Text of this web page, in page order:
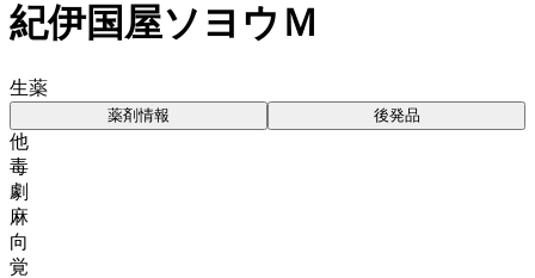
紀伊国屋ソヨウＭ
生薬
薬剤情報 後発品
他
毒
劇
麻
向
覚